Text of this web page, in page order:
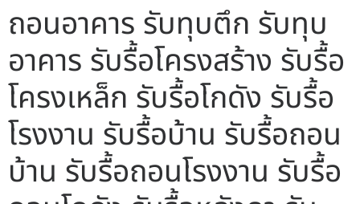
ถอนอาคาร รับทุบตึก รับทุบ
อาคาร รับรื้อโครงสร้าง รับรื้อ
โครงเหล็ก รับรื้อโกดัง รับรื้อ
โรงงาน รับรื้อบ้าน รับรื้อถอน
บ้าน รับรื้อถอนโรงงาน รับรื้อ